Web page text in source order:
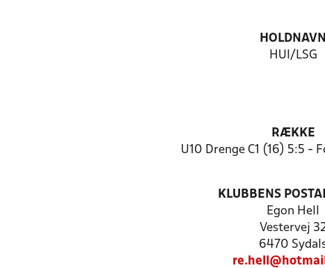
HOLDNAVN
HUI/LSG
RÆKKE
U10 Drenge C1 (16) 5:5 -
KLUBBENS
Egon Hell
Vestervej
6470